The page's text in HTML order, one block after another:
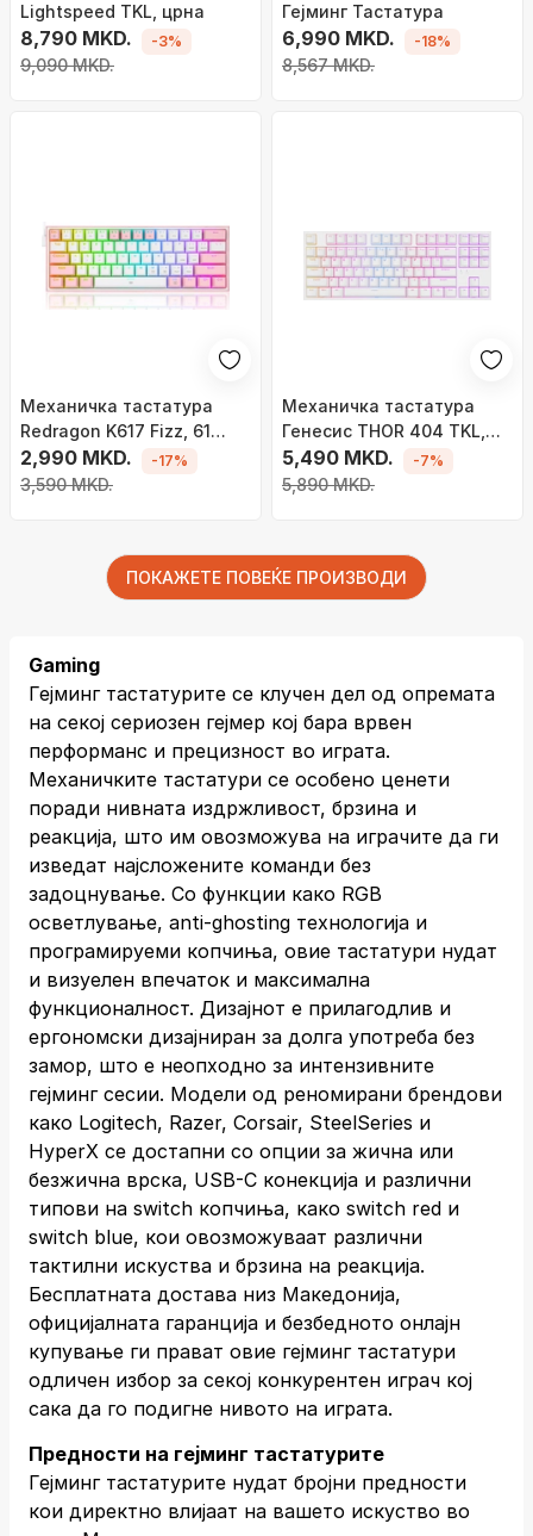
Lightspeed TKL, црна
8,790 MKD.
9,090 MKD.
-3%
Гејминг Тастатура
6,990 MKD.
8,567 MKD.
-18%
Механичка тастатура
Redragon K617 Fizz, 61
тастер, RGB, розова
2,990 MKD.
3,590 MKD.
-17%
Механичка тастатура
Генесис THOR 404 TKL,
Гатерон Жолти Про, РГБ,
црна
5,490 MKD.
5,890 MKD.
-7%
ПОКАЖЕТЕ ПОВЕЌЕ ПРОИЗВОДИ
Gaming
Гејминг тастатурите се клучен дел од опремата
на секој сериозен гејмер кој бара врвен
перформанс и прецизност во играта.
Механичките тастатури се особено ценети
поради нивната издржливост, брзина и
реакција, што им овозможува на играчите да ги
изведат најсложените команди без
задоцнување. Со функции како RGB
осветлување, anti-ghosting технологија и
програмируеми копчиња, овие тастатури нудат
и визуелен впечаток и максимална
функционалност. Дизајнот е прилагодлив и
ергономски дизајниран за долга употреба без
замор, што е неопходно за интензивните
гејминг сесии. Модели од реномирани брендови
како Logitech, Razer, Corsair, SteelSeries и
HyperX се достапни со опции за жична или
безжична врска, USB-C конекција и различни
типови на switch копчиња, како switch red и
switch blue, кои овозможуваат различни
тактилни искуства и брзина на реакција.
Бесплатната достава низ Македонија,
официјалната гаранција и безбедното онлајн
купување ги прават овие гејминг тастатури
одличен избор за секој конкурентен играч кој
сака да го подигне нивото на играта.
Предности на гејминг тастатурите
Гејминг тастатурите нудат бројни предности
кои директно влијаат на вашето искуство во